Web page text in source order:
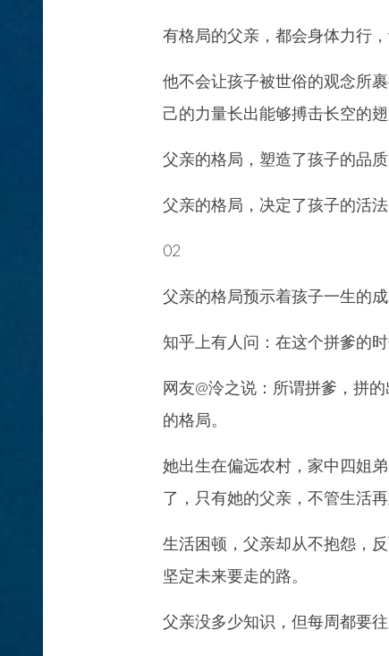
有格局的父亲，都会身体力行
他不会让孩子被世俗的观念所
己的力量长出能够搏击长空的翅
父亲的格局，塑造了孩子的品质
父亲的格局，决定了孩子的活法
02
父亲的格局预示着孩子一生的成
知乎上有人问：在这个拼爹的
网友@泠之说：所谓拼爹，拼
的格局。
她出生在偏远农村，家中四姐
了，只有她的父亲，不管生活
生活困顿，父亲却从不抱怨，
坚定未来要走的路。
父亲没多少知识，但每周都要